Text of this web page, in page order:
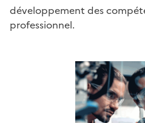
développement des
professionnel.